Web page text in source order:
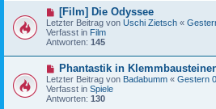
g
e
i
t
r
g
N
e
u
e
r
B
i
t
r
[Film] Die Odyssee
Letzter Beitrag von Uschi Zietsch «
Verfasst in Film
Antworten: 145
N
e
u
e
Phantastik in
Letzter Beitrag von Badabumm « Gestern
Verfasst in Spiele
Antworten: 130